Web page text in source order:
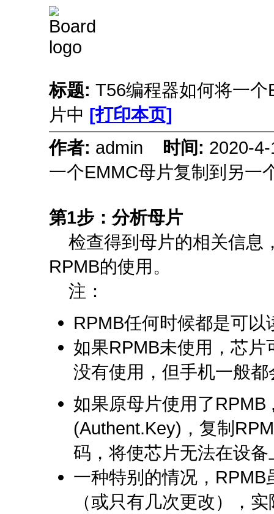
标题: T56编程器如何将一
片中 [打印本页]
作者: admin 时间: 2020-
一个EMMC母片复制到另一
第1步：分析母片
检查得到母片的相关信息
RPMB的使用。
注：
RPMB任何时候都是可以
如果RPMB未使用，芯
没有使用，但手机一般都
如果原母片使用了
(Authent.Key)，复制
码，将使芯片无法在设备
一种特别的情况，
（或只有几次更改），